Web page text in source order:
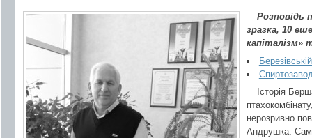
Розповідь
зразка, 10
капіталізм»
Історія
нерозривно
Андрушка.